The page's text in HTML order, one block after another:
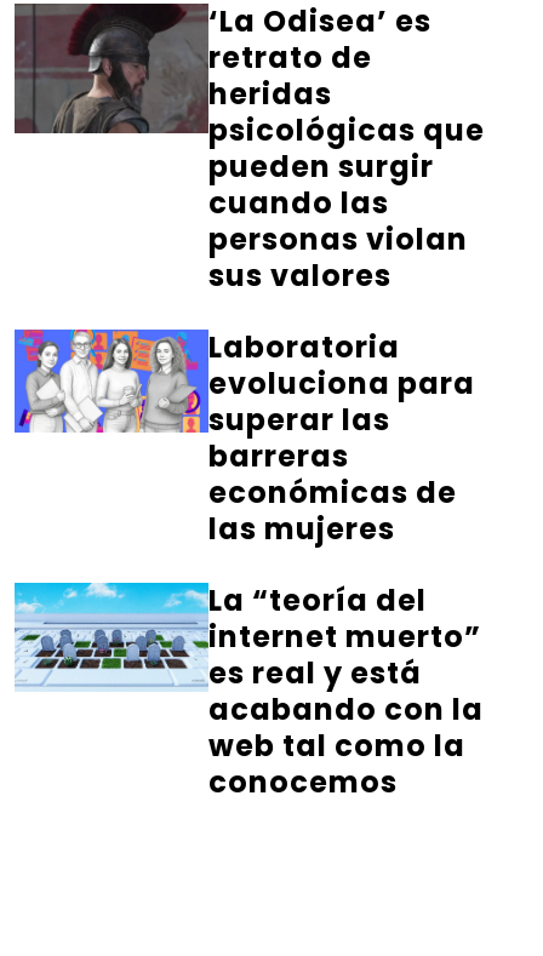
‘La Odisea’ es
retrato de
heridas
psicológicas que
pueden surgir
cuando las
personas violan
sus valores
Laboratoria
evoluciona para
superar las
barreras
económicas de
las mujeres
La “teoría del
internet muerto”
es real y está
acabando con la
web tal como la
conocemos